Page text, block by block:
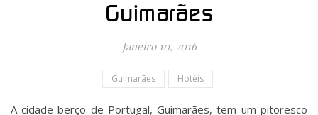
Guimarães
Janeiro 10, 2016
Guimarães Hotéis
A cidade-berço de Portugal, Guimarães, tem um pitoresco